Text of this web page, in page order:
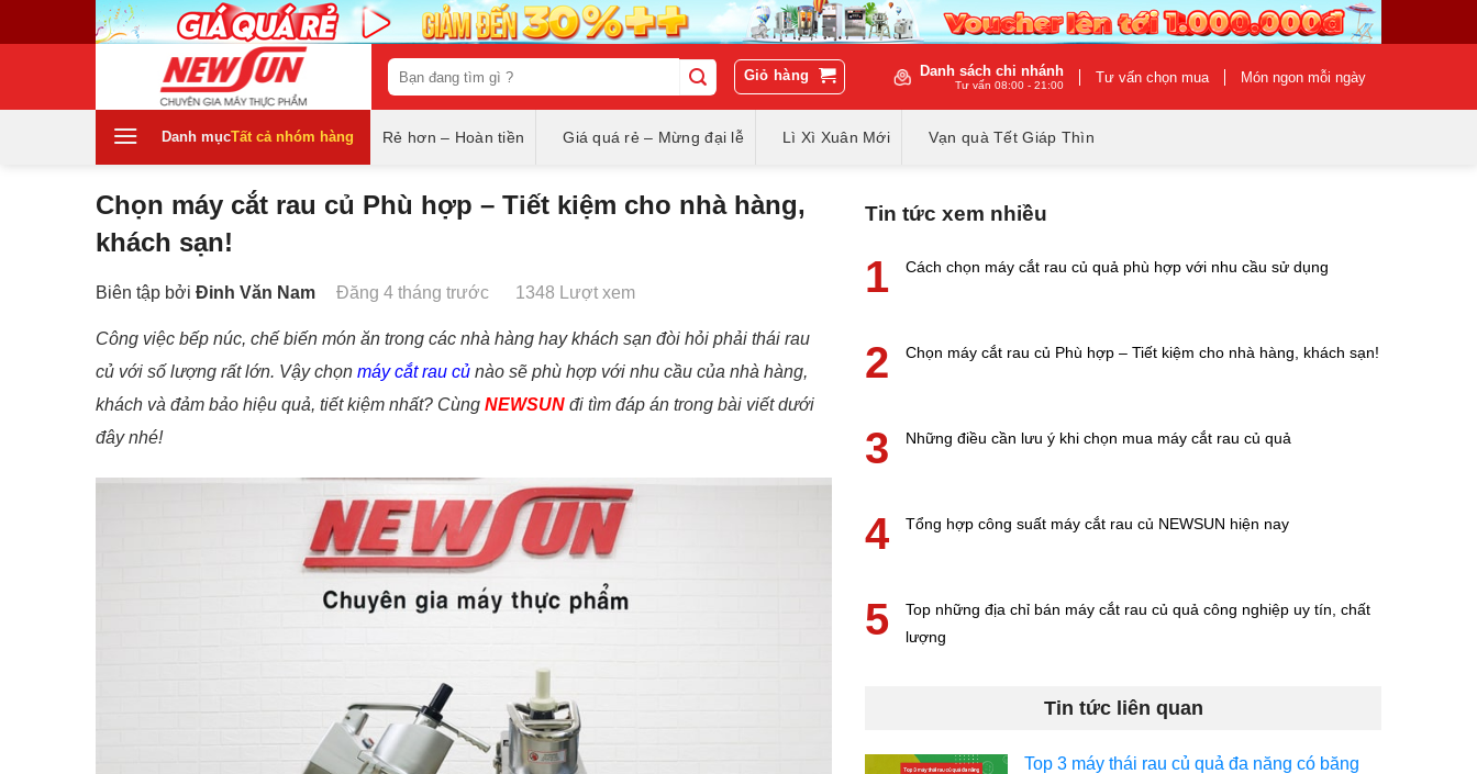
to
Tìm
kiếm:
Giỏ hàng Danh sách chi nhánh
Tư vấn 08:00 - 21:00 Tư vấn chọn mua Món ngon mỗi ngày
Tất cả nhóm hàng
Danh mục Rẻ hơn – Hoàn tiền Giá quá rẻ – Mừng đại lễ Lì Xì Xuân Mới Vạn quà Tết Giáp Thìn
Chọn máy cắt rau củ Phù hợp – Tiết kiệm cho nhà hàng,
khách sạn!
Biên tập bởi Đinh Văn Nam Đăng 4 tháng trước 1348 Lượt xem
Công việc bếp núc, chế biến món ăn trong các nhà hàng hay khách sạn đòi hỏi phải thái rau
củ với số lượng rất lớn. Vậy chọn máy cắt rau củ nào sẽ phù hợp với nhu cầu của nhà hàng,
khách và đảm bảo hiệu quả, tiết kiệm nhất? Cùng NEWSUN đi tìm đáp án trong bài viết dưới
đây nhé!
Tin tức xem nhiều
1 Cách chọn máy cắt rau củ quả phù hợp với nhu cầu sử dụng
2 Chọn máy cắt rau củ Phù hợp – Tiết kiệm cho nhà hàng, khách sạn!
3 Những điều cần lưu ý khi chọn mua máy cắt rau củ quả
4 Tổng hợp công suất máy cắt rau củ NEWSUN hiện nay
5
Top những địa chỉ bán máy cắt rau củ quả công nghiệp uy tín, chất
lượng
Tin tức liên quan
Top 3 máy thái rau củ quả đa năng có băng